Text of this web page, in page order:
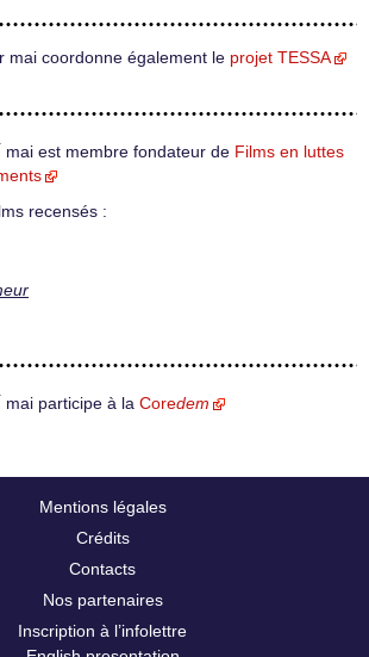
mai coordonne également le projet TESSA
mai est membre fondateur de Films en luttes
recensés :
mai participe à la Coredem
Mentions légales
Crédits
Contacts
Nos partenaires
Inscription à l’infolettre